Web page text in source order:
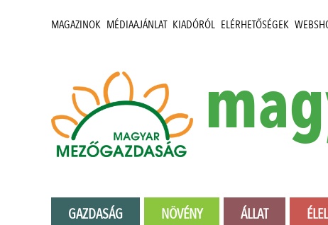
MAGAZINOK MÉDIAAJÁNLAT KIADÓRÓL ELÉRHETŐSÉGEK
GAZDASÁG NÖVÉNY ÁLLAT